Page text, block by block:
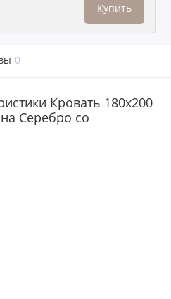
Купить
0
Кровать 180x200
Серебро со